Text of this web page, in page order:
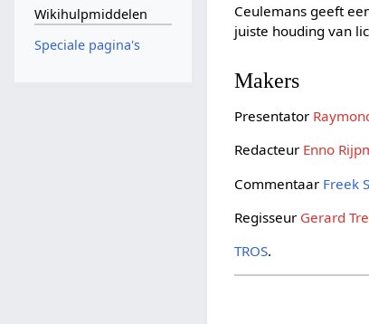
Ceulemans geeft
juiste houding van
Makers
Presentator
Redacteur Enno
Commentaar Freek
Regisseur Gerard
TROS.
Wikihulpmiddelen
Speciale pagina's